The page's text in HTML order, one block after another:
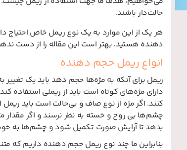
حالت‌دار باشند.
هر یک از این موارد به یک نوع ریمل خاص احتیاج
دهنده هستید، بهتر است این مقاله را از دست
انواع ریمل حجم دهنده
ریمل برای آنکه به مژه‌ها حجم دهد باید یک
دارای مژه‌های کوتاه است باید از ریملی استفاده
کنند. اگر مژه از نوع صاف و بی‌حالت است باید
چشم‌ها بی روح و خسته به نظر نرسند و اگر مقدار
بدهد تا آرایش صورت تکمیل شود و چشم‌ها به
بنابراین ما چند نوع ریمل حجم دهنده داریم که